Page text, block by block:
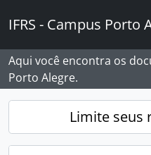
IFRS - Campus Porto
Aqui você encontra os
Porto Alegre.
Limite seus